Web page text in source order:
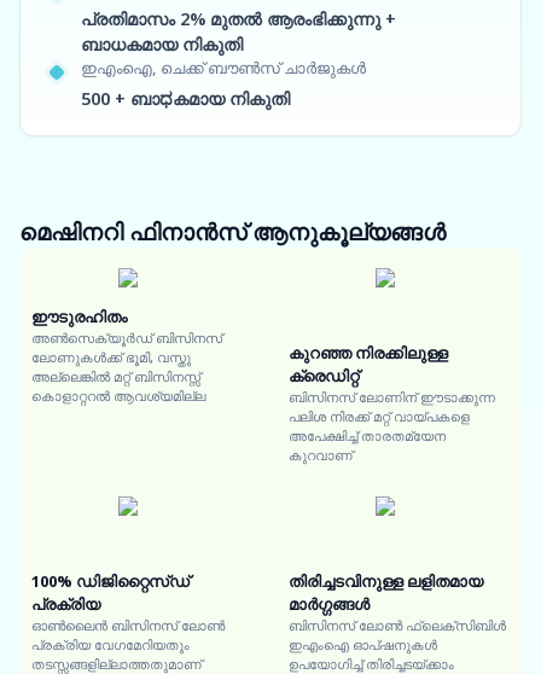
പ്രതിമാസം 2% മുതൽ ആരംഭിക്കുന്നു +
ബാധകമായ നികുതി
ഇഎംഐ, ചെക്ക് ബൗൺസ് ചാർജുകൾ
500 + ബാಧകമായ നികുതി
മെഷിനറി ഫിനാൻസ്ആനുകൂല്യങ്ങൾ
ഈടുരഹിതം
അൺസെക്യൂർഡ് ബിസിനസ്
ലോണുകൾക്ക് ഭൂമി, വസ്തു
അല്ലെങ്കിൽ മറ്റ് ബിസിനസ്സ്
കൊളാറ്ററൽ ആവശ്യമില്ല
കുറഞ്ഞ നിരക്കിലുള്ള
ക്രെഡിറ്റ്
ബിസിനസ് ലോണിന് ഈടാക്കുന്ന
പലിശ നിരക്ക് മറ്റ് വായ്പകളെ
അപേക്ഷിച്ച് താരതമ്യേന
കുറവാണ്
100% ഡിജിറ്റൈസ്ഡ്
പ്രക്രിയ
ഓൺലൈൻ ബിസിനസ് ലോൺ
പ്രക്രിയ വേഗമേറിയതും
തടസ്സങ്ങളില്ലാത്തതുമാണ്
തിരിച്ചടവിനുള്ള ലളിതമായ
മാർഗ്ഗങ്ങൾ
ബിസിനസ് ലോൺ ഫ്ലെക്സിബിൾ
ഇഎംഐ ഓപ്ഷനുകൾ
ഉപയോഗിച്ച് തിരിച്ചടയ്ക്കാം